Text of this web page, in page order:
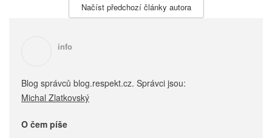
Načíst předchozí články autora
info
Blog správců blog.respekt.cz. Správci jsou:
Michal Zlatkovský
O čem píše